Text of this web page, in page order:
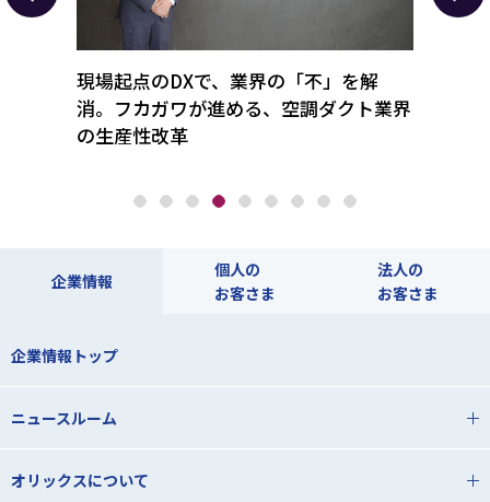
現場起点のDXで、業界の「不」を解
消。フカガワが進める、空調ダクト業界
の生産性改革
企業情報
個人の
お客さま
法人の
お客さま
企業情報トップ
ニュースルーム
オリックスについて